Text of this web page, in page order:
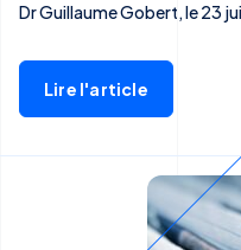
Dr Guillaume Gobert, le 23
Lire l'article